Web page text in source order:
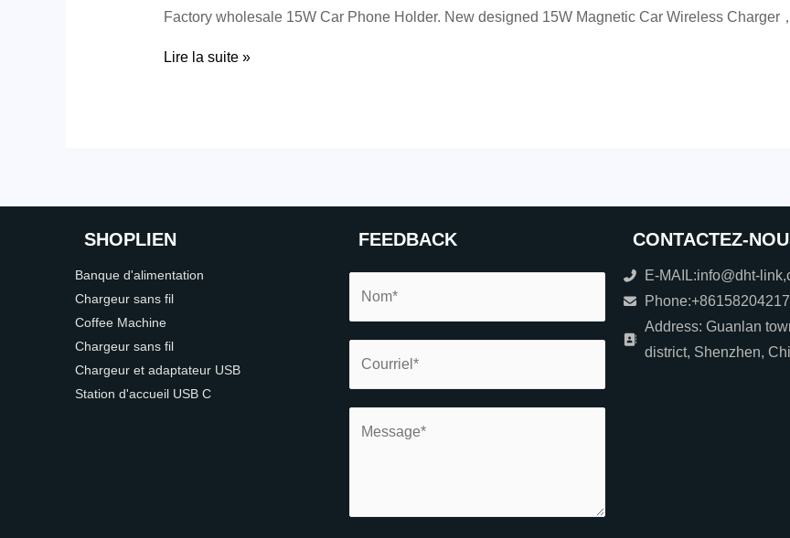
Factory wholesale 15W Car Phone Holder. New designed 15W Magnetic Car Wireless Charger
Lire la suite »
SHOPLIEN
Banque d'alimentation
Chargeur sans fil
Coffee Machine
Chargeur sans fil
Chargeur et adaptateur USB
Station d'accueil USB C
FEEDBACK CONTACTEZ-
E-MAIL:info@dht-
Address: Guanlan
district, Shenzhen,